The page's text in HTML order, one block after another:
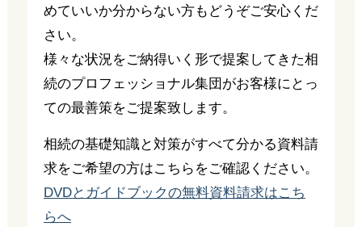
めていいか分からない方もどうぞご安心くだ
さい。
様々な状況をご納得いく形で提案してきた相
続のプロフェッショナル集団がお客様にとっ
ての最善策をご提案致します。
相続の基礎知識と対策がすべて分かる資料請
求をご希望の方はこちらをご確認ください。
DVDとガイドブックの無料資料請求はこち
らへ